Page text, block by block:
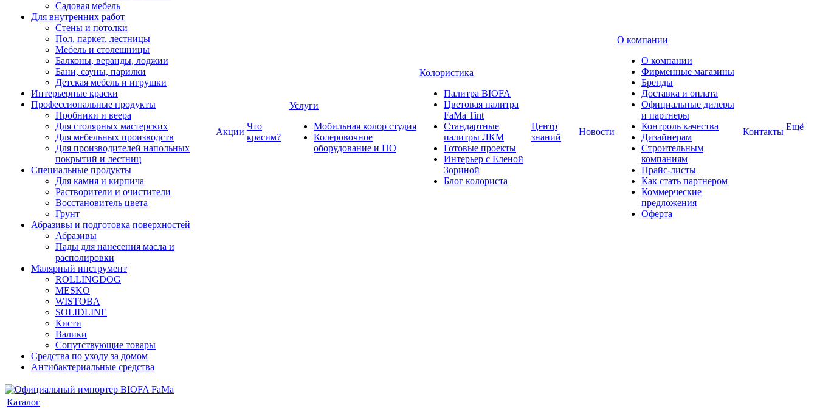
Садовая мебель
Для внутренних работ
Стены и потолки
Пол, паркет, лестницы
Мебель и столешницы
Балконы, веранды, лоджии
Бани, сауны, парилки
Детская мебель и игрушки
Интерьерные краски
Профессиональные продукты
Пробники и веера
Для столярных мастерских
Для мебельных производств
Для производителей напольных
покрытий и лестниц
Специальные продукты
Для камня и кирпича
Растворители и очистители
Восстановитель цвета
Грунт
Абразивы и подготовка поверхностей
Абразивы
Пады для нанесения масла и
располировки
Малярный инструмент
ROLLINGDOG
MESKO
WISTOBA
SOLIDLINE
Кисти
Валики
Сопутствующие товары
Средства по уходу за домом
Антибактериальные средства
Акции
Что
красим?
Услуги
Мобильная колор студия
Колеровочное
оборудование и ПО
Колористика
Палитра BIOFA
Цветовая палитра
FaMa Tint
Стандартные
палитры ЛКМ
Готовые проекты
Интерьер с Еленой
Зориной
Блог колориста
Центр
знаний
Новости
О компании
О компании
Фирменные магазины
Бренды
Доставка и оплата
Официальные дилеры
и партнеры
Контроль качества
Дизайнерам
Строительным
компаниям
Прайс-листы
Как стать партнером
Коммерческие
предложения
Оферта
Контакты Ещё
Каталог